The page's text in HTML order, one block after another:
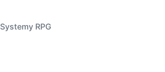
Systemy RPG